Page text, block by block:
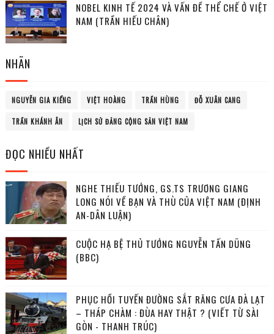
NOBEL KINH TẾ 2024 VÀ VẤN ĐỀ THỂ CHẾ Ở VIỆT
NAM (TRẦN HIẾU CHÂN)
NHÃN
NGUYỄN GIA KIỂNG VIỆT HOÀNG TRẦN HÙNG ĐỖ XUÂN CANG
TRẦN KHÁNH ÂN LỊCH SỬ ĐẢNG CỘNG SẢN VIỆT NAM
ĐỌC NHIỀU NHẤT
NGHE THIẾU TƯỚNG, GS.TS TRƯƠNG GIANG
LONG NÓI VỀ BẠN VÀ THÙ CỦA VIỆT NAM (ĐỊNH
AN-DÂN LUẬN)
CUỘC HẠ BỆ THỦ TƯỚNG NGUYỄN TẤN DŨNG
(BBC)
PHỤC HỒI TUYẾN ĐƯỜNG SẮT RĂNG CƯA ĐÀ LẠT
– THÁP CHÀM : ĐÙA HAY THẬT ? (VIẾT TỪ SÀI
GÒN - THANH TRÚC)